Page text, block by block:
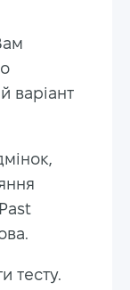
варіант
тесту.